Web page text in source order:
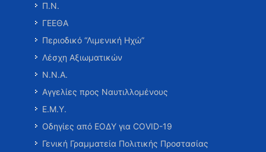
Π.Ν.
ΓΕΕΘΑ
Περιοδικό “Λιμενική Ηχώ”
Λέσχη Αξιωματικών
Ν.Ν.Α.
Αγγελίες προς Ναυτιλλομένους
Ε.Μ.Υ.
Οδηγίες από ΕΟΔΥ για COVID-19
Γενική Γραμματεία Πολιτικής Προστασίας